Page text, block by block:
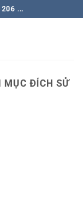
206 ...
MỤC ĐÍCH SỬ